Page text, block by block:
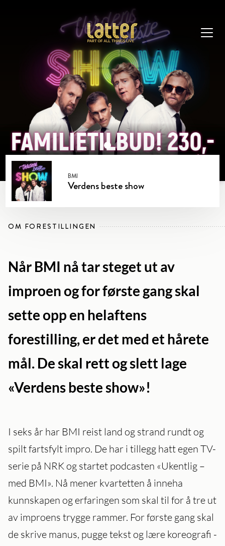
1 2
BMI
Verdens beste show
OM FORESTILLINGEN
Når BMI nå tar steget ut av
improen og for første gang skal
sette opp en helaftens
forestilling, er det med et hårete
mål. De skal rett og slett lage
«Verdens beste show»!
I seks år har BMI reist land og strand rundt og
spilt fartsfylt impro. De har i tillegg hatt egen TV-
serie på NRK og startet podcasten «Ukentlig –
med BMI». Nå mener kvartetten å inneha
kunnskapen og erfaringen som skal til for å tre ut
av improens trygge rammer. For første gang skal
de skrive manus, pugge tekst og lære koreografi -